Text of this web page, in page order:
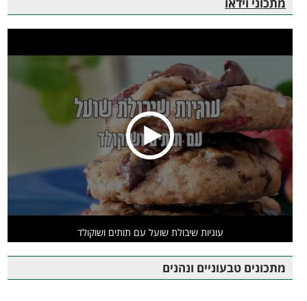
עוגיות שיבולת שועל עם תותים ושוקולד
מתכונים טבעוניים ונהנים